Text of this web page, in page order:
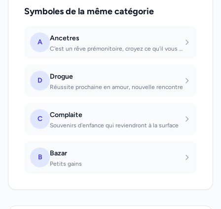
Symboles de la même catégorie
A Ancetres
C'est un rêve prémonitoire, croyez ce qu'il vous diront s'ils parlent avec vous
D Drogue
Réussite prochaine en amour, nouvelle rencontre
C Complaite
Souvenirs d'enfance qui reviendront à la surface
B Bazar
Petits gains